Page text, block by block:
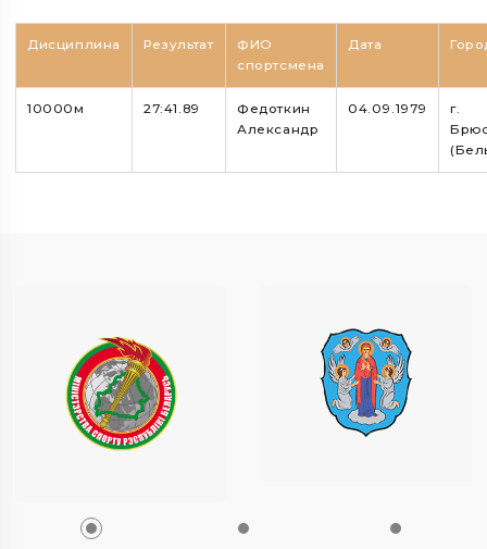
Дисциплина Результат
ФИО
спортсмена
Дата
10000м 27:41.89
Федоткин
Александр
04.09.1979
г.